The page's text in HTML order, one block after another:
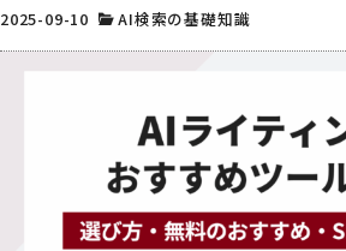
2025-09-10 AI検索の基礎知識